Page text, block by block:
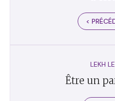
<
LEKH
Être un